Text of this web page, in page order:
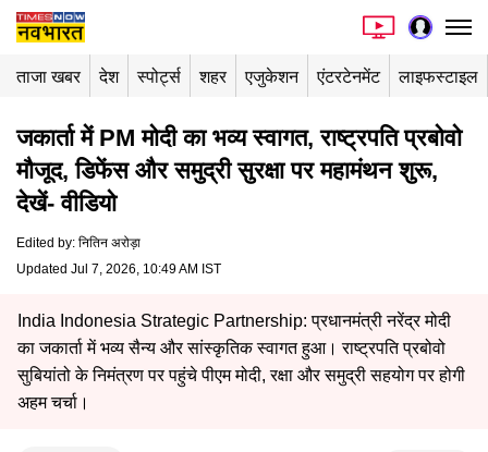
ताजा खबर देश स्पोर्ट्स शहर एजुकेशन एंटरटेनमेंट लाइफस्टाइल
जकार्ता में PM मोदी का भव्य स्वागत, राष्ट्रपति प्रबोवो
मौजूद, डिफेंस और समुद्री सुरक्षा पर महामंथन शुरू,
देखें- वीडियो
Edited by: नितिन अरोड़ा
Updated Jul 7, 2026, 10:49 AM IST
India Indonesia Strategic Partnership: प्रधानमंत्री नरेंद्र मोदी
का जकार्ता में भव्य सैन्य और सांस्कृतिक स्वागत हुआ। राष्ट्रपति प्रबोवो
सुबियांतो के निमंत्रण पर पहुंचे पीएम मोदी, रक्षा और समुद्री सहयोग पर होगी
अहम चर्चा।